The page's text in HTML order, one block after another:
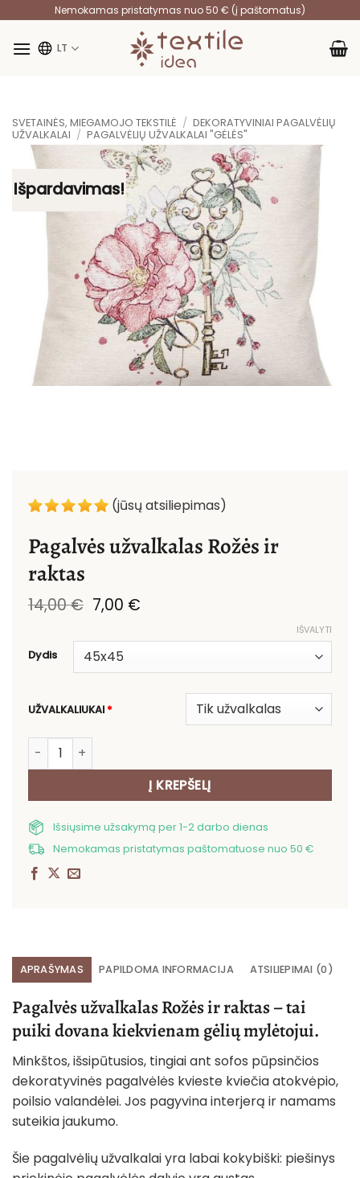
content
Nemokamas pristatymas nuo 50 € (į paštomatus)
LT
SVETAINĖS, MIEGAMOJO TEKSTILĖ / DEKORATYVINIAI PAGALVĖLIŲ
UŽVALKALAI / PAGALVĖLIŲ UŽVALKALAI "GĖLĖS"
Išpardavimas!
(jūsų atsiliepimas)
Pagalvės užvalkalas Rožės ir
raktas
14,00€ Original
price
14,00 €.
7,00 €Current
Dydis
IŠVALYTI
UŽVALKALIUKAI*
produkto kiekis: Pagalvės užvalkalas Rožės ir raktas
Į KREPŠELĮ
Išsiųsime užsakymą per 1-2 darbo dienas
Nemokamas pristatymas paštomatuose nuo 50 €
APRAŠYMAS PAPILDOMA INFORMACIJA ATSILIEPIMAI (0)
Pagalvės užvalkalas Rožės ir raktas – tai
puiki dovana kiekvienam gėlių mylėtojui.
Minkštos, išsipūtusios, tingiai ant sofos pūpsinčios
dekoratyvinės pagalvėlės kvieste kviečia atokvėpio,
poilsio valandėlei. Jos pagyvina interjerą ir namams
suteikia jaukumo.
Šie pagalvėlių užvalkalai yra labai kokybiški: piešinys